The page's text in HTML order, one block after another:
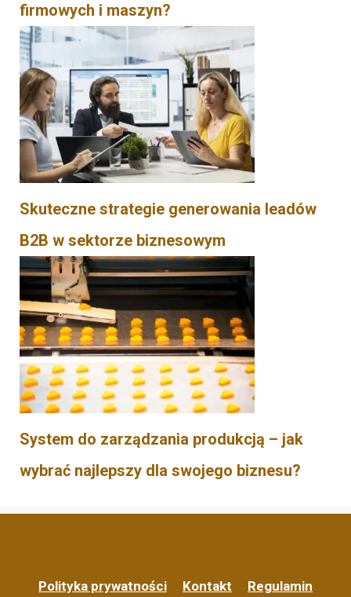
firmowych i maszyn?
Skuteczne strategie generowania leadów
B2B w sektorze biznesowym
System do zarządzania produkcją – jak
wybrać najlepszy dla swojego biznesu?
Polityka prywatności Kontakt Regulamin